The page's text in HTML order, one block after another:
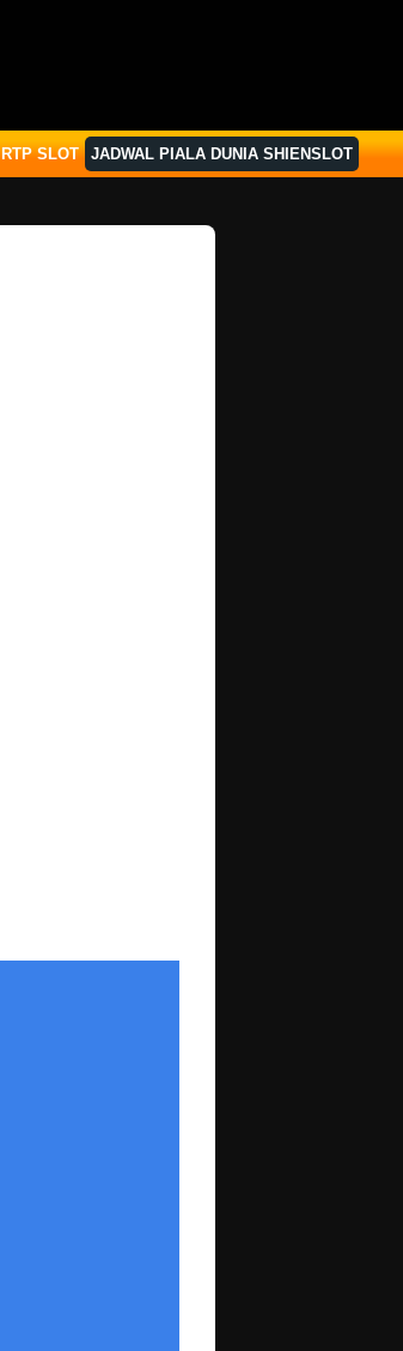
RTP SLOT JADWAL PIALA DUNIA SHIENSLOT